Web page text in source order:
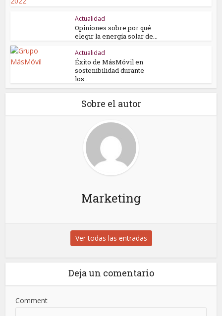
Actualidad
Opiniones sobre por qué
elegir la energía solar de...
Actualidad
Éxito de MásMóvil en
sostenibilidad durante
los...
Sobre el autor
Marketing
Ver todas las entradas
Deja un comentario
Comment